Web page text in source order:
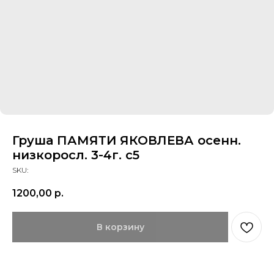
Груша ПАМЯТИ ЯКОВЛЕВА осенн.
низкоросл. 3-4г. с5
SKU:
1200,00 р.
В корзину